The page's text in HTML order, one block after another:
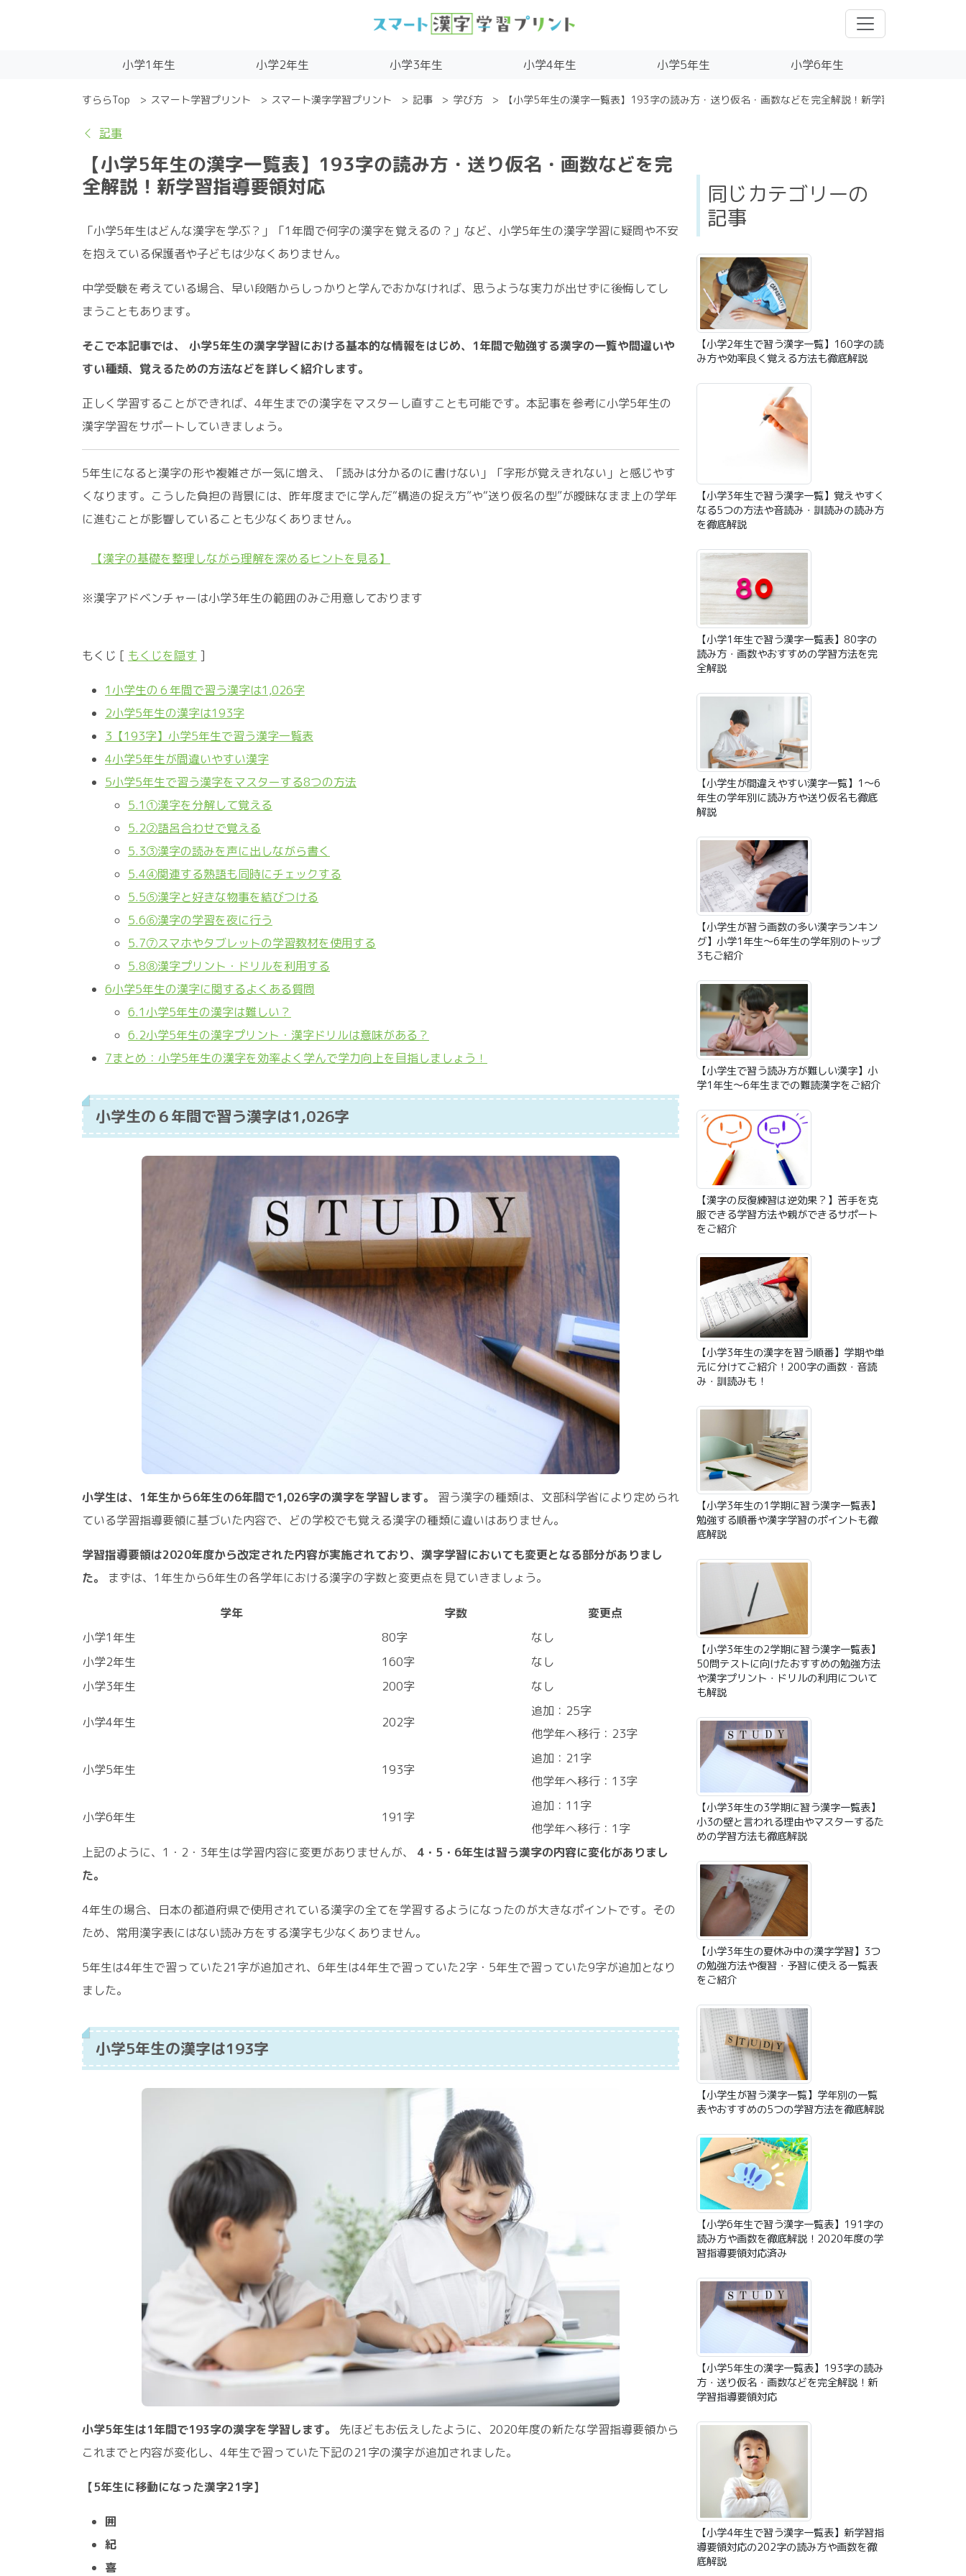
小学1年生 小学2年生 小学3年生 小学4年生 小学5年生 小学6年生
すららTop スマート学習プリント スマート漢字学習プリント 記事 学び方 【小学5年生の漢字一覧表】193字の読み方・送り仮名・画数などを完全解説！新学習指導要領対応
記事
【小学5年生の漢字一覧表】193字の読み方・送り仮名・画数などを完
全解説！新学習指導要領対応
「小学5年生はどんな漢字を学ぶ？」「1年間で何字の漢字を覚えるの？」など、小学5年生の漢字学習に疑問や不安
を抱えている保護者や子どもは少なくありません。
中学受験を考えている場合、早い段階からしっかりと学んでおかなければ、思うような実力が出せずに後悔してし
まうこともあります。
そこで本記事では、
小学5年生の漢字学習における基本的な情報をはじめ、1年間で勉強する漢字の一覧や間違いや
すい種類、覚えるための方法などを詳しく紹介します。
正しく学習することができれば、4年生までの漢字をマスターし直すことも可能です。本記事を参考に小学5年生の
漢字学習をサポートしていきましょう。
5年生になると漢字の形や複雑さが一気に増え、「読みは分かるのに書けない」「字形が覚えきれない」と感じやす
くなります。こうした負担の背景には、昨年度までに学んだ“構造の捉え方”や“送り仮名の型”が曖昧なまま上の学年
に進むことが影響していることも少なくありません。
【漢字の基礎を整理しながら理解を深めるヒントを見る】
※漢字アドベンチャーは小学3年生の範囲のみご用意しております
もくじ [ もくじを隠す ]
1 小学生の６年間で習う漢字は1,026字
2小学5年生の漢字は193字
3 【193字】小学5年生で習う漢字一覧表
4小学5年生が間違いやすい漢字
5小学5年生で習う漢字をマスターする8つの方法
5.1 ①漢字を分解して覚える
5.2②語呂合わせで覚える
5.3③漢字の読みを声に出しながら書く
5.4④関連する熟語も同時にチェックする
5.5⑤漢字と好きな物事を結びつける
5.6⑥漢字の学習を夜に行う
5.7⑦スマホやタブレットの学習教材を使用する
5.8⑧漢字プリント・ドリルを利用する
6小学5年生の漢字に関するよくある質問
6.1 小学5年生の漢字は難しい？
6.2小学5年生の漢字プリント・漢字ドリルは意味がある？
7まとめ：小学5年生の漢字を効率よく学んで学力向上を目指しましょう！
小学生の６年間で習う漢字は1,026字
小学生は、1年生から6年生の6年間で1,026字の漢字を学習します。
習う漢字の種類は、文部科学省により定められ
ている学習指導要領に基づいた内容で、どの学校でも覚える漢字の種類に違いはありません。
学習指導要領は2020年度から改定された内容が実施されており、漢字学習においても変更となる部分がありまし
た。
まずは、1年生から6年生の各学年における漢字の字数と変更点を見ていきましょう。
学年 字数
変更点
小学1年生
80字
なし
小学2年生
160字
なし
小学3年生
200字 なし
小学4年生 202字
追加：25字
他学年へ移行：23字
小学5年生 193字
追加：21字
他学年へ移行：13字
小学6年生 191字
追加：11字
他学年へ移行：1字
上記のように、1・2・3年生は学習内容に変更がありませんが、 4・5・6年生は習う漢字の内容に変化がありまし
た。
4年生の場合、日本の都道府県で使用されている漢字の全てを学習するようになったのが大きなポイントです。その
ため、常用漢字表にはない読み方をする漢字も少なくありません。
5年生は4年生で習っていた21字が追加され、6年生は4年生で習っていた2字・5年生で習っていた9字が追加となり
ました。
小学5年生の漢字は193字
小学5年生は1年間で193字の漢字を学習します。
先ほどもお伝えしたように、2020年度の新たな学習指導要領から
これまでと内容が変化し、4年生で習っていた下記の21字の漢字が追加されました。
【5年生に移動になった漢字21字】
囲
紀
喜
同じカテゴリーの
記事
【小学2年生で習う漢字一覧】160字の読
み方や効率良く覚える方法も徹底解説
【小学3年生で習う漢字一覧】覚えやすく
なる5つの方法や音読み・訓読みの読み方
を徹底解説
【小学1年生で習う漢字一覧表】80字の
読み方・画数やおすすめの学習方法を完
全解説
【小学生が間違えやすい漢字一覧】1〜6
年生の学年別に読み方や送り仮名も徹底
解説
【小学生が習う画数の多い漢字ランキン
グ】小学1年生〜6年生の学年別のトップ
3もご紹介
【小学生で習う読み方が難しい漢字】小
学1年生〜6年生までの難読漢字をご紹介
【漢字の反復練習は逆効果？】苦手を克
服できる学習方法や親ができるサポート
をご紹介
【小学3年生の漢字を習う順番】学期や単
元に分けてご紹介！200字の画数・音読
み・訓読みも！
【小学3年生の1学期に習う漢字一覧表】
勉強する順番や漢字学習のポイントも徹
底解説
【小学3年生の2学期に習う漢字一覧表】
50問テストに向けたおすすめの勉強方法
や漢字プリント・ドリルの利用について
も解説
【小学3年生の3学期に習う漢字一覧表】
小3の壁と言われる理由やマスターするた
めの学習方法も徹底解説
【小学3年生の夏休み中の漢字学習】3つ
の勉強方法や復習・予習に使える一覧表
をご紹介
【小学生が習う漢字一覧】学年別の一覧
表やおすすめの5つの学習方法を徹底解説
【小学6年生で習う漢字一覧表】191字の
読み方や画数を徹底解説！2020年度の学
習指導要領対応済み
【小学5年生の漢字一覧表】193字の読み
方・送り仮名・画数などを完全解説！新
学習指導要領対応
【小学4年生で習う漢字一覧表】新学習指
導要領対応の202字の読み方や画数を徹
底解説